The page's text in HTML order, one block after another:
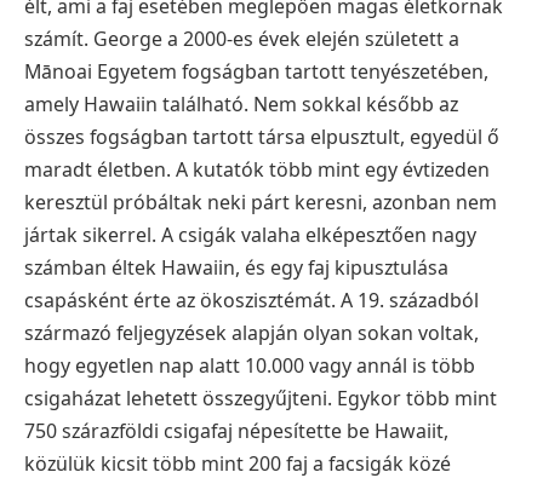
élt, ami a faj esetében meglepően magas életkornak
számít. George a 2000-es évek elején született a
Mānoai Egyetem fogságban tartott tenyészetében,
amely Hawaiin található. Nem sokkal később az
összes fogságban tartott társa elpusztult, egyedül ő
maradt életben. A kutatók több mint egy évtizeden
keresztül próbáltak neki párt keresni, azonban nem
jártak sikerrel. A csigák valaha elképesztően nagy
számban éltek Hawaiin, és egy faj kipusztulása
csapásként érte az ökoszisztémát. A 19. századból
származó feljegyzések alapján olyan sokan voltak,
hogy egyetlen nap alatt 10.000 vagy annál is több
csigaházat lehetett összegyűjteni. Egykor több mint
750 szárazföldi csigafaj népesítette be Hawaiit,
közülük kicsit több mint 200 faj a facsigák közé